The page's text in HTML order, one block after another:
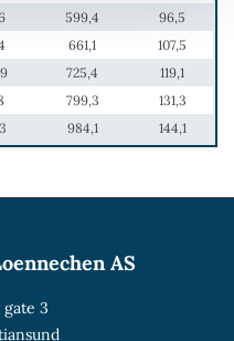
599,4
96,5
661,1
107,5
725,4
119,1
799,3
131,3
984,1 144,1
AS
3